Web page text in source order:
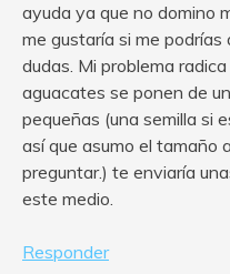
ayuda ya que no domino
me gustaría si me
dudas. Mi problema
aguacates se ponen de
pequeñas (una semilla si
así que asumo el tamaño
preguntar.) te enviaría
este medio.
Responder